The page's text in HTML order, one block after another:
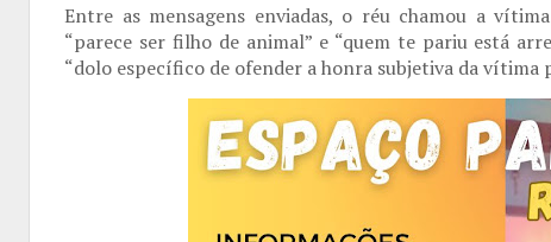
Entre as mensagens enviadas, o réu chamou a
“parece ser filho de animal” e “quem te pariu está
“dolo específico de ofender a honra subjetiva da vítima